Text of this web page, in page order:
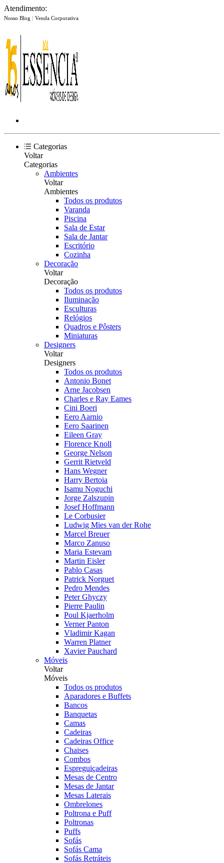
Atendimento:
Nosso Blog | Venda Corporativa
Categorias
Voltar
Categorias
Ambientes
Voltar
Ambientes
Todos os produtos
Varanda
Piscina
Sala de Estar
Sala de Jantar
Escritório
Cozinha
Decoração
Voltar
Decoração
Todos os produtos
Iluminação
Esculturas
Relógios
Quadros e Pôsters
Miniaturas
Designers
Voltar
Designers
Todos os produtos
Antonio Bonet
Arne Jacobsen
Charles e Ray Eames
Cini Boeri
Eero Aarnio
Eero Saarinen
Eileen Gray
Florence Knoll
George Nelson
Gerrit Rietveld
Hans Wegner
Harry Bertoia
Isamu Noguchi
Jorge Zalszupin
Josef Hoffmann
Le Corbusier
Ludwig Mies van der Rohe
Marcel Breuer
Marco Zanuso
Maria Estevam
Martin Eisler
Pablo Casas
Patrick Norguet
Pedro Mendes
Peter Ghyczy
Pierre Paulin
Poul Kjaerholm
Verner Panton
Vladimir Kagan
Warren Platner
Xavier Pauchard
Móveis
Voltar
Móveis
Todos os produtos
Aparadores e Buffets
Bancos
Banquetas
Camas
Cadeiras
Cadeiras Office
Chaises
Combos
Espreguiçadeiras
Mesas de Centro
Mesas de Jantar
Mesas Laterais
Ombrelones
Poltrona e Puff
Poltronas
Puffs
Sofás
Sofás Cama
Sofás Retráteis